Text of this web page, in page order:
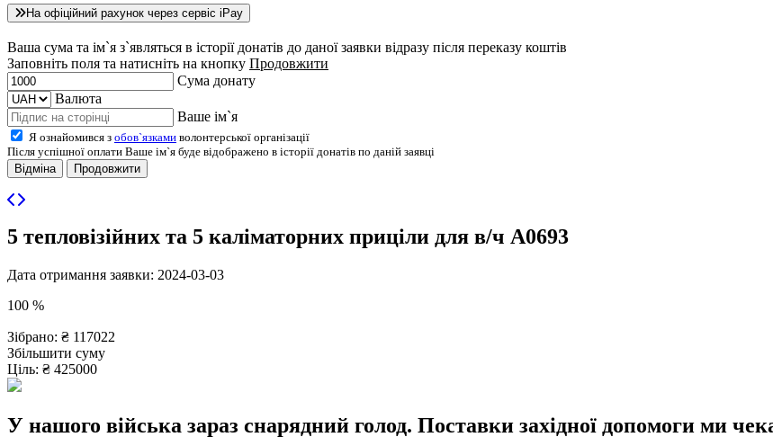
На офіційний рахунок через сервіс iPay
Ваша сума та ім`я з`являться в історії донатів до даної заявки відразу після переказу коштів
Заповніть поля та натисніть на кнопку Продовжити
Сума донату
Валюта
Ваше ім`я
Я ознайомився з обов`язками волонтерської організації
Після успішної оплати Ваше ім`я буде відображено в історії донатів по даній заявці
Відміна
Продовжити
5 тепловізійних та 5 каліматорних приціли для в/ч А0693
Дата отримання заявки: 2024-03-03
100 %
Зібрано: ₴ 117022
Збільшити суму
Ціль: ₴ 425000
У нашого війська зараз снарядний голод. Поставки західної допомоги ми